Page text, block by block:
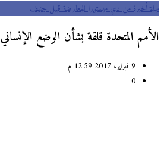
مهلة أخيرة من دي ميستورا للمعارضة قبيل جنيف
الأمم المتحدة قلقة بشأن الوضع